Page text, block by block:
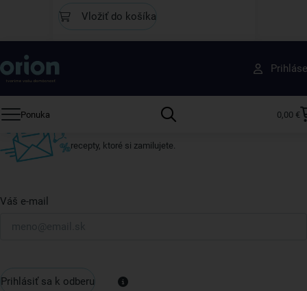
Vložiť do košíka
Ponuka 0,00 €
Získajte rady, recepty a tipy na zľavy skôr ako
ktokoľvek iný
Prihláste sa k odberu nášho newslettera.
recepty, ktoré si zamilujete.
Váš e-mail
Prihlásiť sa k odberu